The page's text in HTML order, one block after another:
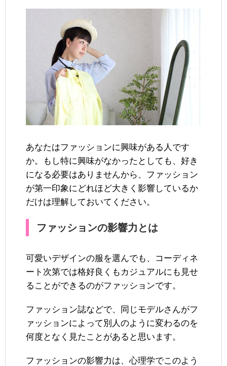
あなたはファッションに興味がある人です
か。もし特に興味がなかったとしても、好き
になる必要はありませんから、ファッション
が第一印象にどれほど大きく影響しているか
だけは理解しておいてください。
ファッションの影響力とは
可愛いデザインの服を選んでも、コーディネ
ート次第では格好良くもカジュアルにも見せ
ることができるのがファッションです。
ファッション誌などで、同じモデルさんがフ
ァッションによって別人のように変わるのを
何度となく見たことがあると思います。
ファッションの影響力は、心理学でこのよう